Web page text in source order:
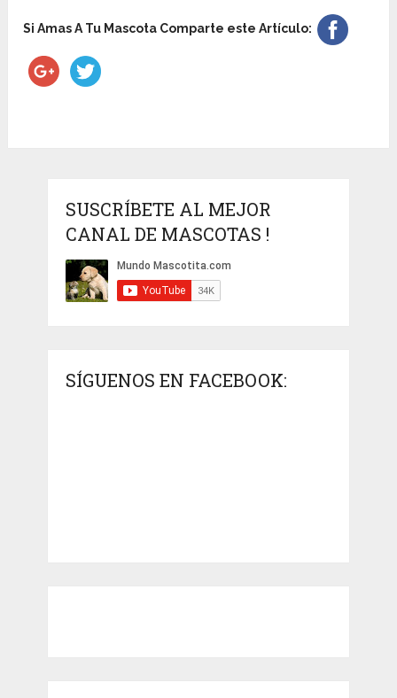
Si Amas A Tu Mascota Comparte este Artículo:
SUSCRÍBETE AL MEJOR
CANAL DE MASCOTAS !
SÍGUENOS EN FACEBOOK: